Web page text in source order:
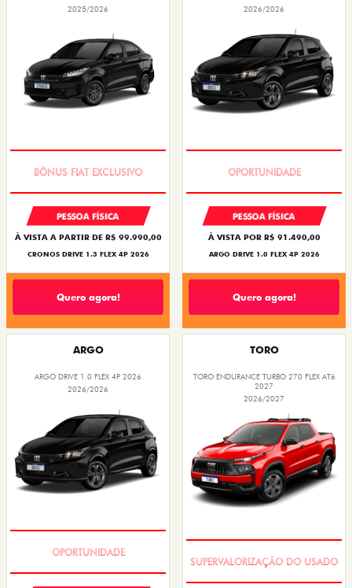
2025/2026
PESSOA FÍSICA
À VISTA A PARTIR DE R$ 99.990,00
CRONOS DRIVE 1.3 FLEX 4P 2026
Quero agora!
2026/2026
PESSOA FÍSICA
À VISTA POR R$ 91.490,00
ARGO DRIVE 1.0 FLEX 4P 2026
Quero agora!
ARGO
ARGO DRIVE 1.0 FLEX 4P 2026
2026/2026
TORO
TORO ENDURANCE TURBO 270 FLEX AT6
2027
2026/2027